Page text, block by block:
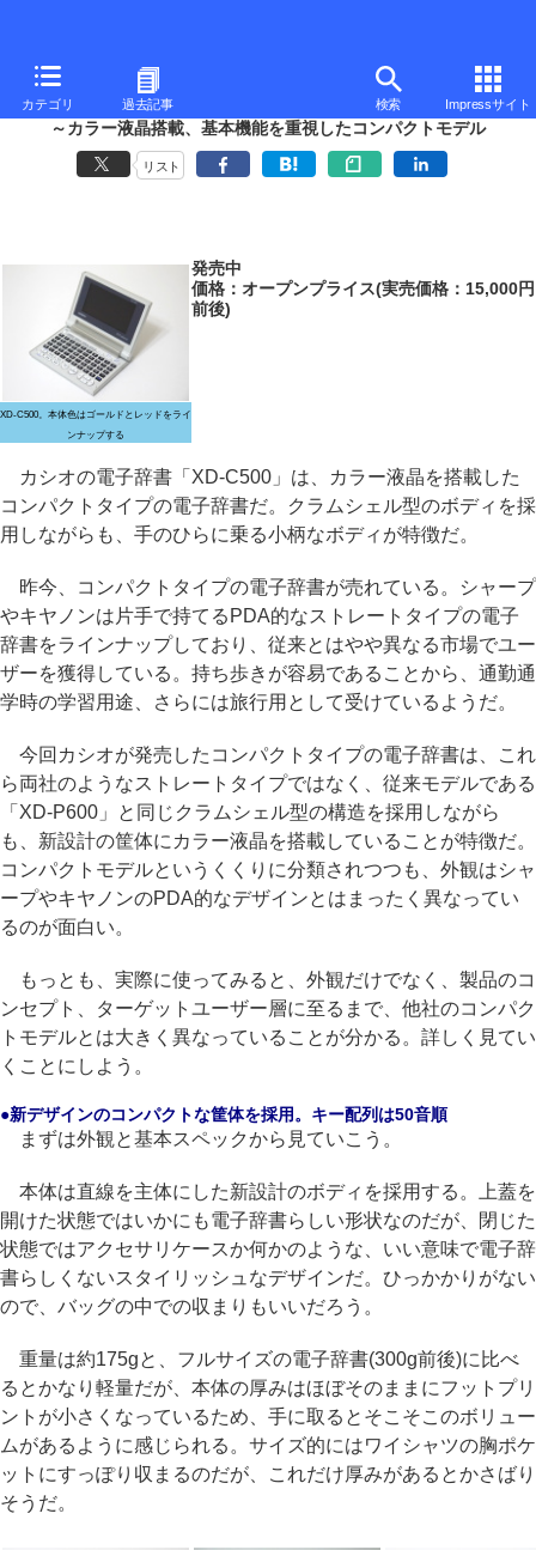
カテゴリ 過去記事 検索 Impressサイト
■
■
～カラー液晶搭載、基本機能を重視したコンパクトモデル
リスト
XD-C500。本体色はゴールドとレッドをライ
ンナップする
発売中
価格：オープンプライス(実売価格：15,000円
前後)
カシオの電子辞書「XD-C500」は、カラー液晶を搭載した
コンパクトタイプの電子辞書だ。クラムシェル型のボディを採
用しながらも、手のひらに乗る小柄なボディが特徴だ。
昨今、コンパクトタイプの電子辞書が売れている。シャープ
やキヤノンは片手で持てるPDA的なストレートタイプの電子
辞書をラインナップしており、従来とはやや異なる市場でユー
ザーを獲得している。持ち歩きが容易であることから、通勤通
学時の学習用途、さらには旅行用として受けているようだ。
今回カシオが発売したコンパクトタイプの電子辞書は、これ
ら両社のようなストレートタイプではなく、従来モデルである
「XD-P600」と同じクラムシェル型の構造を採用しながら
も、新設計の筐体にカラー液晶を搭載していることが特徴だ。
コンパクトモデルというくくりに分類されつつも、外観はシャ
ープやキヤノンのPDA的なデザインとはまったく異なってい
るのが面白い。
もっとも、実際に使ってみると、外観だけでなく、製品のコ
ンセプト、ターゲットユーザー層に至るまで、他社のコンパク
トモデルとは大きく異なっていることが分かる。詳しく見てい
くことにしよう。
●新デザインのコンパクトな筐体を採用。キー配列は50音順
まずは外観と基本スペックから見ていこう。
本体は直線を主体にした新設計のボディを採用する。上蓋を
開けた状態ではいかにも電子辞書らしい形状なのだが、閉じた
状態ではアクセサリケースか何かのような、いい意味で電子辞
書らしくないスタイリッシュなデザインだ。ひっかかりがない
ので、バッグの中での収まりもいいだろう。
重量は約175gと、フルサイズの電子辞書(300g前後)に比べ
るとかなり軽量だが、本体の厚みはほぼそのままにフットプリ
ントが小さくなっているため、手に取るとそこそこのボリュー
ムがあるように感じられる。サイズ的にはワイシャツの胸ポケ
ットにすっぽり収まるのだが、これだけ厚みがあるとかさばり
そうだ。